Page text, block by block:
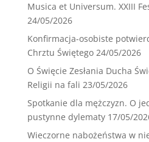
Musica et Universum. XXIII
24/05/2026
Konfirmacja-osobiste
Chrztu Świętego 24/05/2026
O Święcie Zesłania Ducha
Religii na fali 23/05/2026
Spotkanie dla mężczyzn. O
pustynne dylematy 17/05/
Wieczorne nabożeństwa w